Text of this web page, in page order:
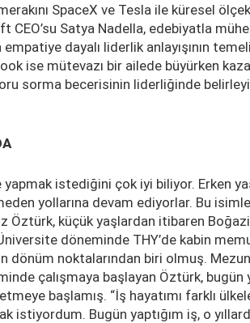
SpaceX ve Tesla ile küresel
Satya Nadella, edebiyatla
dayalı liderlik anlayışının
ise mütevazı bir ailede büyürken
sorma becerisinin liderliğinde
istediğini çok iyi biliyor. Erken
yollarına devam ediyorlar. Bu
Öztürk, küçük yaşlardan itibaren
döneminde THY’de kabin
dönüm noktalarından biri olmuş.
çalışmaya başlayan Öztürk,
başlamış. “İş hayatımı farklı
istiyordum. Bugün yaptığım iş, o